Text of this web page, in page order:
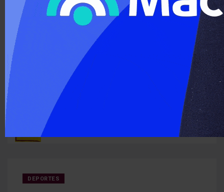
ÚLTIMO MOMENTO :
los
El Senado aprobó la Ley de Propiedad Privada y el Gobierno
debió ceder modificaciones a la Ley de Manejo de Fuego
›
DEPORTES